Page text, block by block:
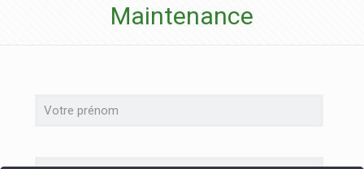
Maintenance